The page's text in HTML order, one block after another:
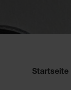
Startseite